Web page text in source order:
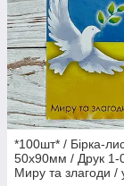
*100шт* / Бірка-
50х90мм / Друк 1-
Миру та злагоди /